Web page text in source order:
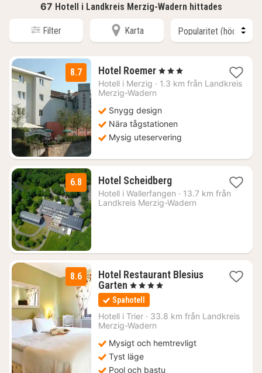
67 Hotell i Landkreis Merzig-Wadern hittades
Filter Karta
8.7 Hotel Roemer1
natt
kr.
, 3 Stjärnor
Hotell i Merzig · 1.3 km från Landkreis
Merzig-Wadern
Snygg design
Nära tågstationen
Mysig uteservering
6.8 Hotel Scheidberg2
nätter
för
Hotell i Wallerfangen · 13.7 km från
Landkreis Merzig-Wadern
8.6
Hotel Restaurant Blesius
Garten 1
natt
från
1551
kr.
, 4 Stjärnor
Spahotell
Hotell i Trier · 33.8 km från Landkreis
Merzig-Wadern
Mysigt och hemtrevligt
Tyst läge
Pool och bastu